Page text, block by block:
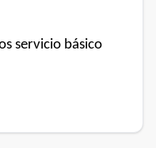
servicio básico